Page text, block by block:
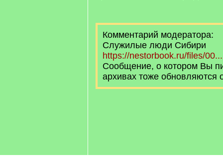
Комментарий модератора:
Служилые люди Сибири
https://nestorbook.ru/files/
Сообщение, о котором Вы
архивах тоже обновляются